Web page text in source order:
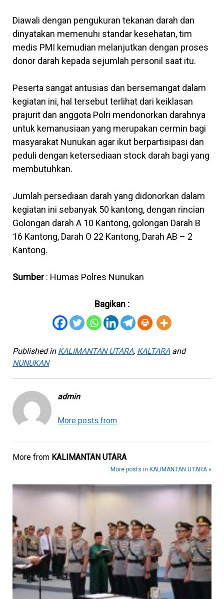
Diawali dengan pengukuran tekanan darah dan
dinyatakan memenuhi standar kesehatan, tim
medis PMI kemudian melanjutkan dengan proses
donor darah kepada sejumlah personil saat itu.
Peserta sangat antusias dan bersemangat dalam
kegiatan ini, hal tersebut terlihat dari keiklasan
prajurit dan anggota Polri mendonorkan darahnya
untuk kemanusiaan yang merupakan cermin bagi
masyarakat Nunukan agar ikut berpartisipasi dan
peduli dengan ketersediaan stock darah bagi yang
membutuhkan.
Jumlah persediaan darah yang didonorkan dalam
kegiatan ini sebanyak 50 kantong, dengan rincian
Golongan darah A 10 Kantong, golongan Darah B
16 Kantong, Darah O 22 Kantong, Darah AB – 2
Kantong.
Sumber: Humas Polres Nunukan
Bagikan :
Published in KALIMANTAN UTARA, KALTARAand
NUNUKAN
admin
More posts from
More from KALIMANTAN UTARA
More posts in KALIMANTAN UTARA »